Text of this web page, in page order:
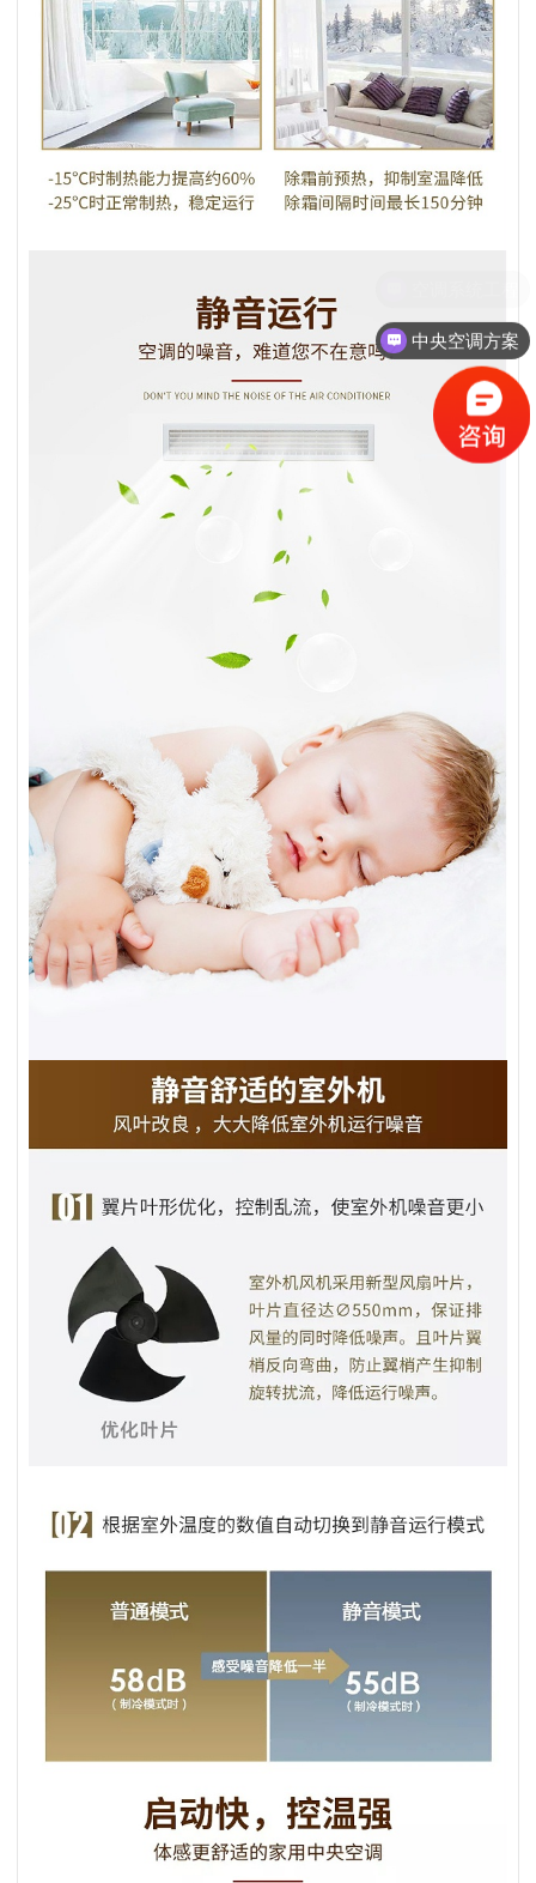
中央空调方案